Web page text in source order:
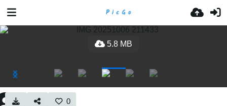
5.8 MB
0